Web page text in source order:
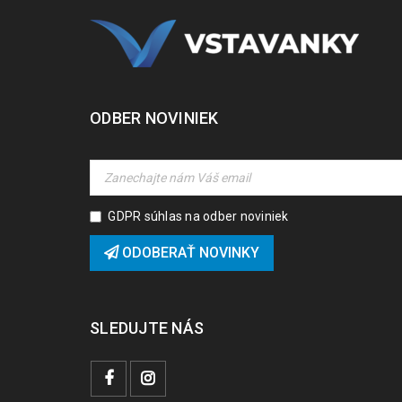
ODBER NOVINIEK
GDPR súhlas na odber noviniek
ODOBERAŤ NOVINKY
SLEDUJTE NÁS